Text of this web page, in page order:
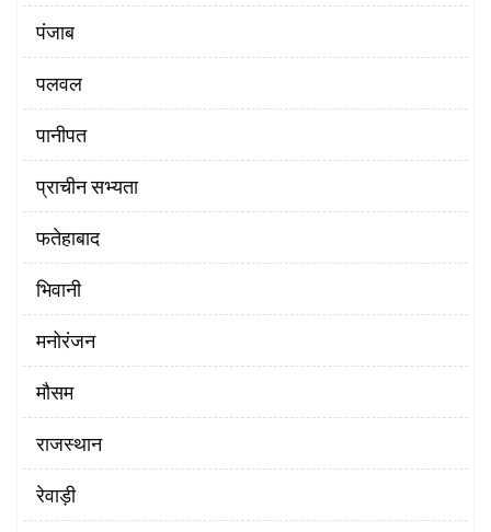
पंजाब
पलवल
पानीपत
प्राचीन सभ्यता
फतेहाबाद
भिवानी
मनोरंजन
मौसम
राजस्थान
रेवाड़ी